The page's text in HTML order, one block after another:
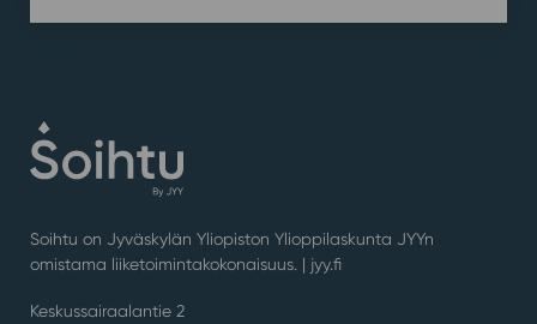
Soihtu on Jyväskylän Yliopiston Ylioppilaskunta JYYn
omistama liiketoimintakokonaisuus. | jyy.fi
Keskussairaalantie 2